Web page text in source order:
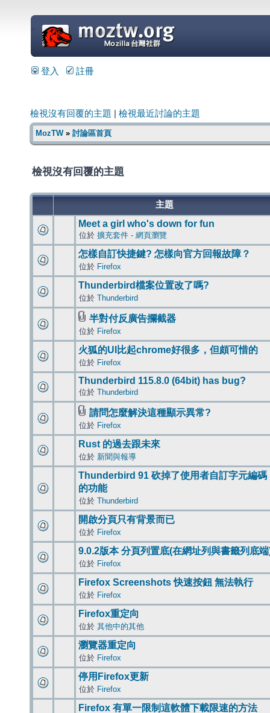
=
登入 註冊
檢視沒有回覆的主題 檢視最近討論的主題
MozTW» 討論區首頁
檢視沒有回覆的主題
主題
Meet a girl who's down for fun
位於 擴充套件 - 網頁瀏覽
怎樣自訂快捷鍵? 怎樣向官方回報故障？
位於 Firefox
Thunderbird檔案位置改了嗎?
位於 Thunderbird
半對付反廣告攔截器
位於 Firefox
火狐的UI比起chrome好很多，但頗可惜的
位於 Firefox
Thunderbird 115.8.0 (64bit) has bug?
位於 Thunderbird
請問怎麼解決這種顯示異常?
位於 Firefox
Rust 的過去跟未來
位於 新聞與報導
Thunderbird 91 砍掉了使用者自訂字元編碼
的功能
位於 Thunderbird
開啟分頁只有背景而已
位於 Firefox
9.0.2版本 分頁列置底(在網址列與書籤列底
位於 Firefox
Firefox Screenshots 快速按鈕 無法執行
位於 Firefox
Firefox重定向
位於 其他中的其他
瀏覽器重定向
位於 Firefox
停用Firefox更新
位於 Firefox
Firefox 有單一限制這軟體下載限速的方法